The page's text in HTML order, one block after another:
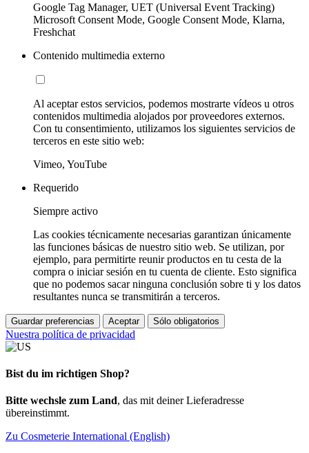
Google Tag Manager, UET (Universal Event Tracking)
Microsoft Consent Mode, Google Consent Mode, Klarna,
Freshchat
Contenido multimedia externo
Al aceptar estos servicios, podemos mostrarte vídeos u otros
contenidos multimedia alojados por proveedores externos.
Con tu consentimiento, utilizamos los siguientes servicios de
terceros en este sitio web:
Vimeo, YouTube
Requerido
Siempre activo
Las cookies técnicamente necesarias garantizan únicamente
las funciones básicas de nuestro sitio web. Se utilizan, por
ejemplo, para permitirte reunir productos en tu cesta de la
compra o iniciar sesión en tu cuenta de cliente. Esto significa
que no podemos sacar ninguna conclusión sobre ti y los datos
resultantes nunca se transmitirán a terceros.
Guardar preferencias Aceptar Sólo obligatorios
Nuestra política de privacidad
Bist du im richtigen Shop?
Bitte wechsle zum Land, das mit deiner Lieferadresse
übereinstimmt.
Zu Cosmeterie International (English)